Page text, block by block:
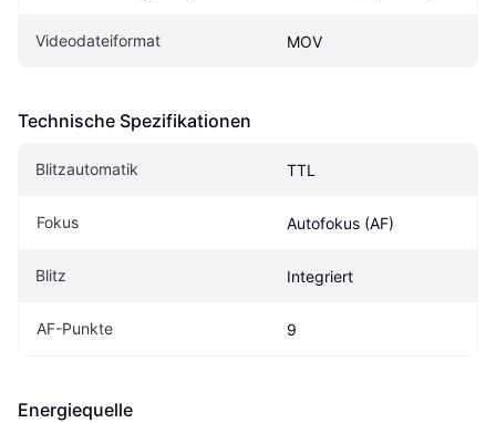
Videodateiformat MOV
Technische Spezifikationen
Blitzautomatik TTL
Fokus Autofokus (AF)
Blitz Integriert
AF-Punkte 9
Energiequelle